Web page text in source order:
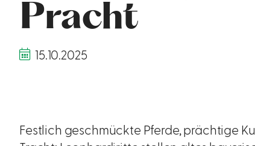
Pracht
15.10.2025
Festlich geschmückte Pferde, prächtige